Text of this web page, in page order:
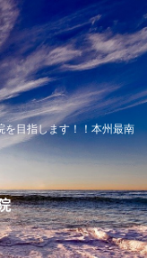
を目指します！！本州最南